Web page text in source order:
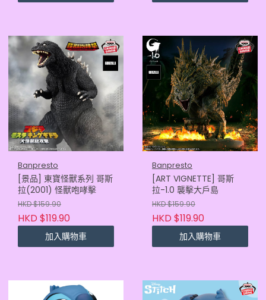
Banpresto
[景品] 東寶怪獸系列 哥斯
拉(2001) 怪獸咆哮擊
HKD $159.90
HKD $119.90
加入購物車
Banpresto
[ART VIGNETTE] 哥斯
拉-1.0 襲擊大戶島
HKD $159.90
HKD $119.90
加入購物車